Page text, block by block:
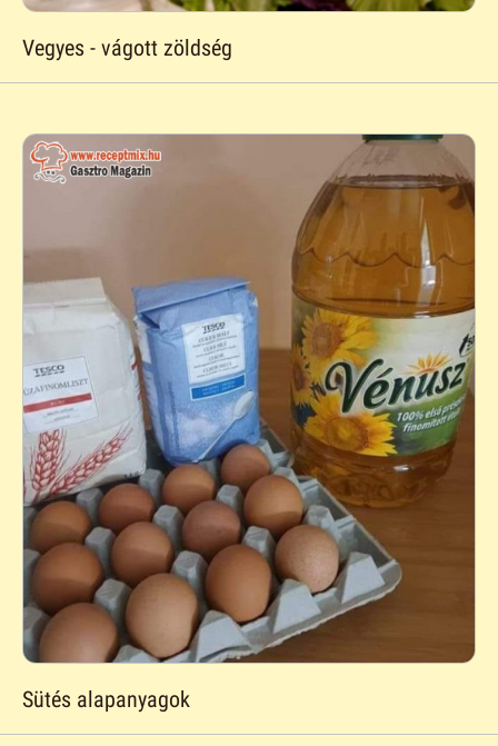
Vegyes - vágott zöldség
Sütés alapanyagok